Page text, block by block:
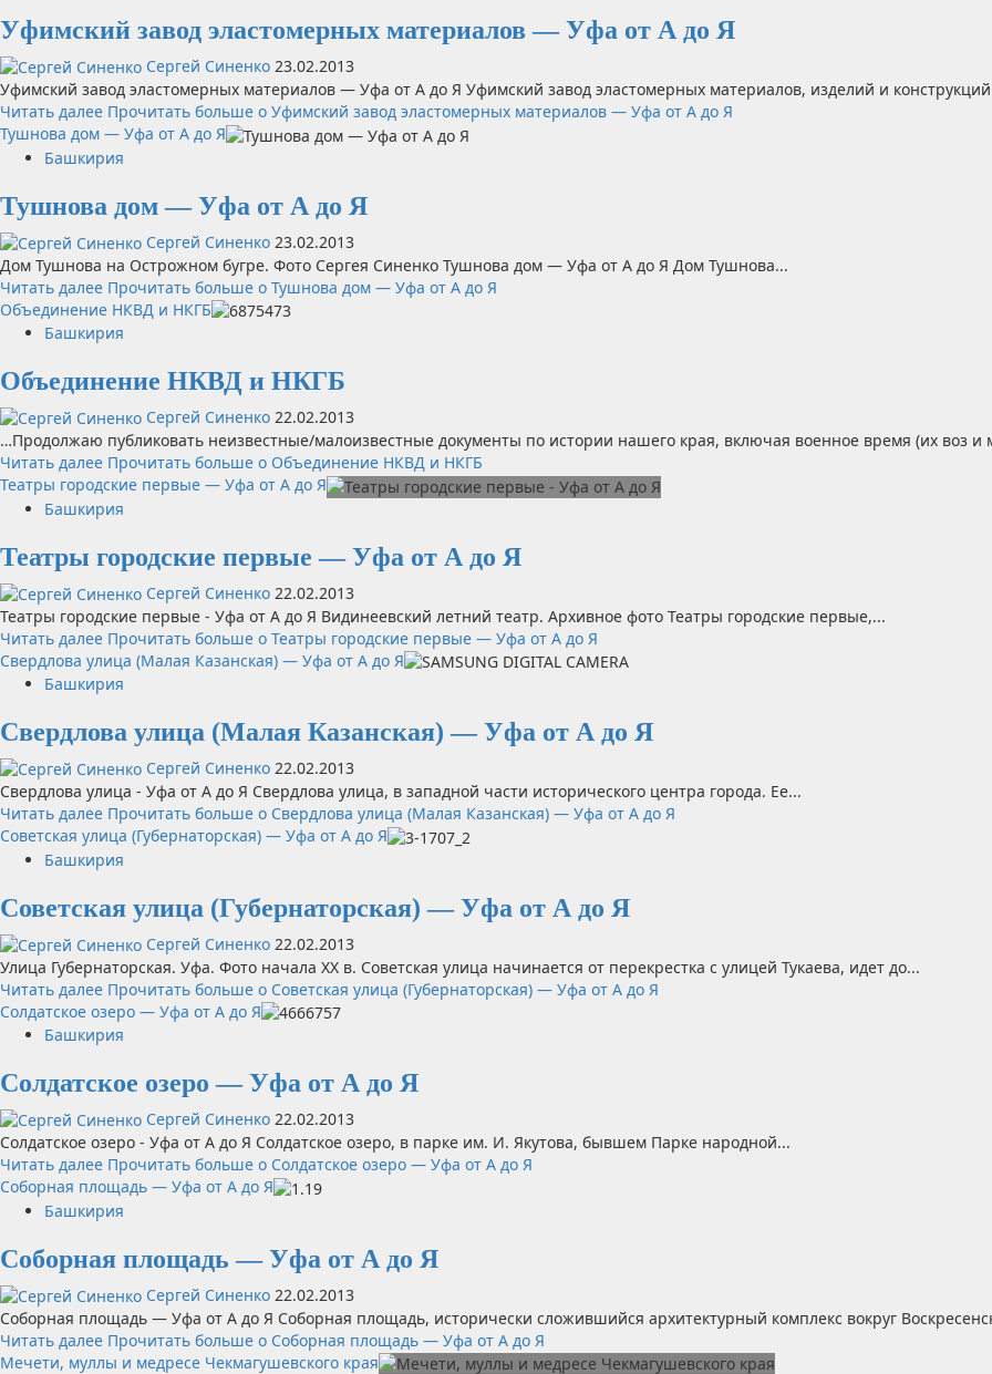
Уфимский завод эластомерных материалов — Уфа от А до Я
Сергей Синенко 23.02.2013
Уфимский завод эластомерных материалов — Уфа от А до Я Уфимский завод эластомерных материалов, изделий и
Читать далее Прочитать больше о Уфимский завод эластомерных материалов — Уфа от А до Я
Тушнова дом — Уфа от А до Я
Башкирия
Тушнова дом — Уфа от А до Я
Сергей Синенко 23.02.2013
Дом Тушнова на Острожном бугре. Фото Сергея Синенко Тушнова дом — Уфа от А до Я Дом Тушнова...
Читать далее Прочитать больше о Тушнова дом — Уфа от А до Я
Объединение НКВД и НКГБ
Башкирия
Объединение НКВД и НКГБ
Сергей Синенко 22.02.2013
…Продолжаю публиковать неизвестные/малоизвестные документы по истории нашего края, включая военное время (их воз и
Читать далее Прочитать больше о Объединение НКВД и НКГБ
Театры городские первые — Уфа от А до Я
Башкирия
Театры городские первые — Уфа от А до Я
Сергей Синенко 22.02.2013
Театры городские первые - Уфа от А до Я Видинеевский летний театр. Архивное фото Театры городские первые,...
Читать далее Прочитать больше о Театры городские первые — Уфа от А до Я
Свердлова улица (Малая Казанская) — Уфа от А до Я
Башкирия
Свердлова улица (Малая Казанская) — Уфа от А до Я
Сергей Синенко 22.02.2013
Свердлова улица - Уфа от А до Я Свердлова улица, в западной части исторического центра города. Ее...
Читать далее Прочитать больше о Свердлова улица (Малая Казанская) — Уфа от А до Я
Советская улица (Губернаторская) — Уфа от А до Я
Башкирия
Советская улица (Губернаторская) — Уфа от А до Я
Сергей Синенко 22.02.2013
Улица Губернаторская. Уфа. Фото начала XX в. Советская улица начинается от перекрестка с улицей Тукаева, идет до...
Читать далее Прочитать больше о Советская улица (Губернаторская) — Уфа от А до Я
Солдатское озеро — Уфа от А до Я
Башкирия
Солдатское озеро — Уфа от А до Я
Сергей Синенко 22.02.2013
Солдатское озеро - Уфа от А до Я Солдатское озеро, в парке им. И. Якутова, бывшем Парке народной...
Читать далее Прочитать больше о Солдатское озеро — Уфа от А до Я
Соборная площадь — Уфа от А до Я
Башкирия
Соборная площадь — Уфа от А до Я
Сергей Синенко 22.02.2013
Соборная площадь — Уфа от А до Я Соборная площадь, исторически сложившийся архитектурный комплекс вокруг
Читать далее Прочитать больше о Соборная площадь — Уфа от А до Я
Мечети, муллы и медресе Чекмагушевского края